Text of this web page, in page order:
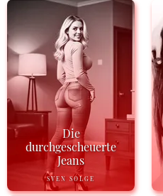
Die
durchgescheuerte
Jeans
SVEN SOLGE